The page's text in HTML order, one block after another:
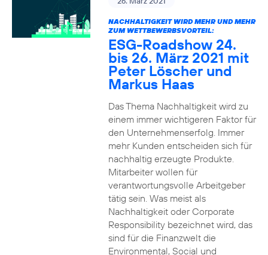
NACHHALTIGKEIT WIRD MEHR UND MEHR
ZUM WETTBEWERBSVORTEIL:
ESG-Roadshow 24.
bis 26. März 2021 mit
Peter Löscher und
Markus Haas
Das Thema Nachhaltigkeit wird zu
einem immer wichtigeren Faktor für
den Unternehmenserfolg. Immer
mehr Kunden entscheiden sich für
nachhaltig erzeugte Produkte.
Mitarbeiter wollen für
verantwortungsvolle Arbeitgeber
tätig sein. Was meist als
Nachhaltigkeit oder Corporate
Responsibility bezeichnet wird, das
sind für die Finanzwelt die
Environmental, Social und